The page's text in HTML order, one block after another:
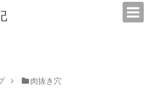
肉抜き穴